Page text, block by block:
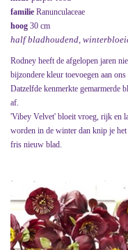
familie Ranunculaceae
hoog 30 cm
half bladhoudend,
Rodney heeft de afgelopen jaren
bijzondere kleur toevoegen aan
Datzelfde kenmerkte gemarmerde
af.
'Vibey Velvet' bloeit vroeg, rijk en
worden in de winter dan knip je
fris nieuw blad.